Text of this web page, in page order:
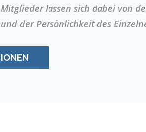
lassen sich dabei von
der Persönlichkeit des